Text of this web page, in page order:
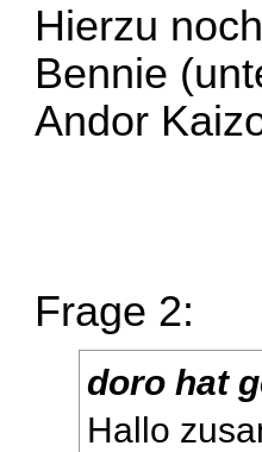
Hierzu
Bennie
Andor
Frage 2:
doro hat
Hallo